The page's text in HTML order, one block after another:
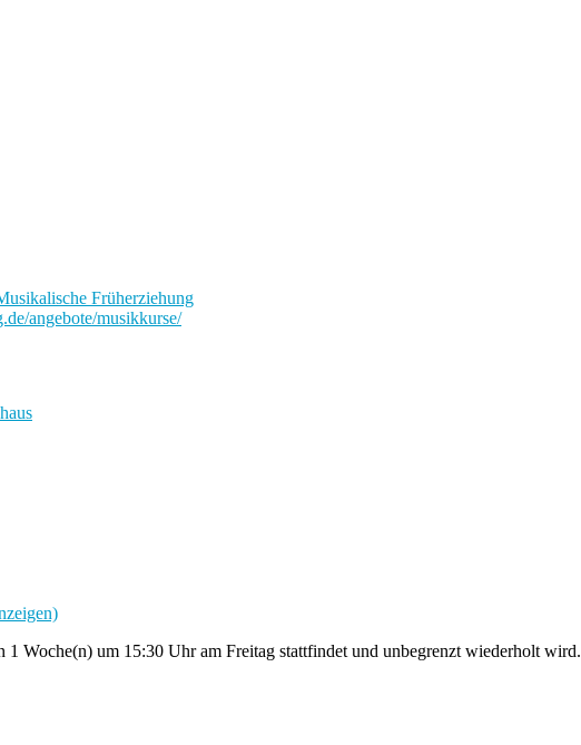
Früherziehung
angebote/musikkurse/
1 Woche(n) um 15:30 Uhr am Freitag stattfindet und unbegrenzt wiederholt wird.